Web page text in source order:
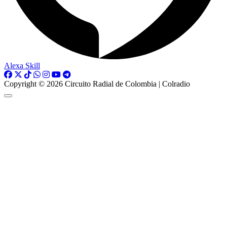
Alexa Skill
Copyright © 2026 Circuito Radial de Colombia | Colradio